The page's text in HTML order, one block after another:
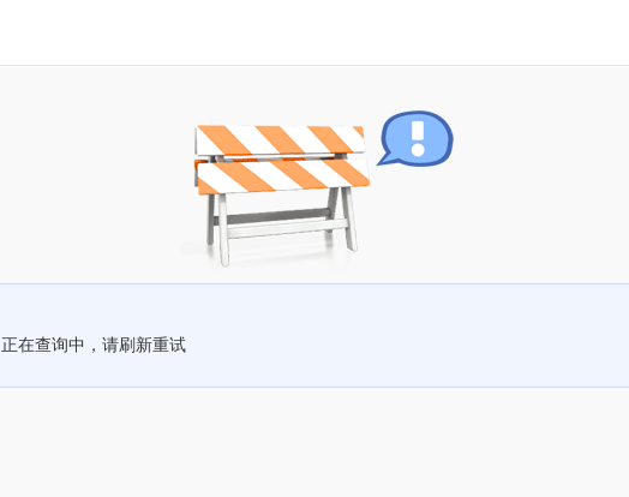
正在查询中，请刷新重试